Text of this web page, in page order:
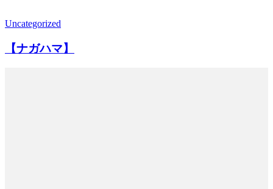
Uncategorized
【ナガハマ】